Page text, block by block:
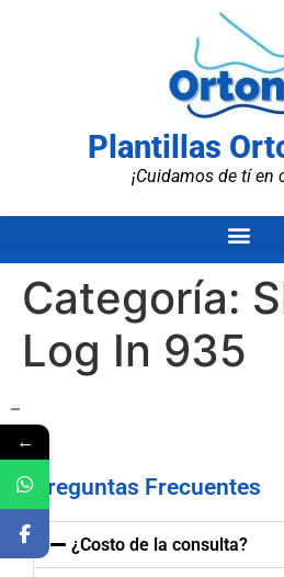
Plantillas
¡Cuidamos de tí en
Categoría:
Log In 935
–
Preguntas Frecuentes
¿Costo de la consulta?
←